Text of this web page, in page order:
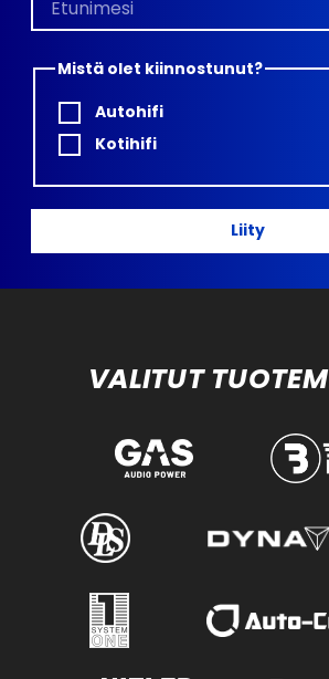
Mistä olet kiinnostunut?
Autohifi
Kotihifi
Liity
VALITUT